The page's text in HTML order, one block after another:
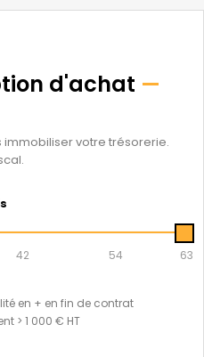
d'achat —
immobiliser votre trésorerie.
42 54
63
en + en fin de contrat
> 1 000 € HT